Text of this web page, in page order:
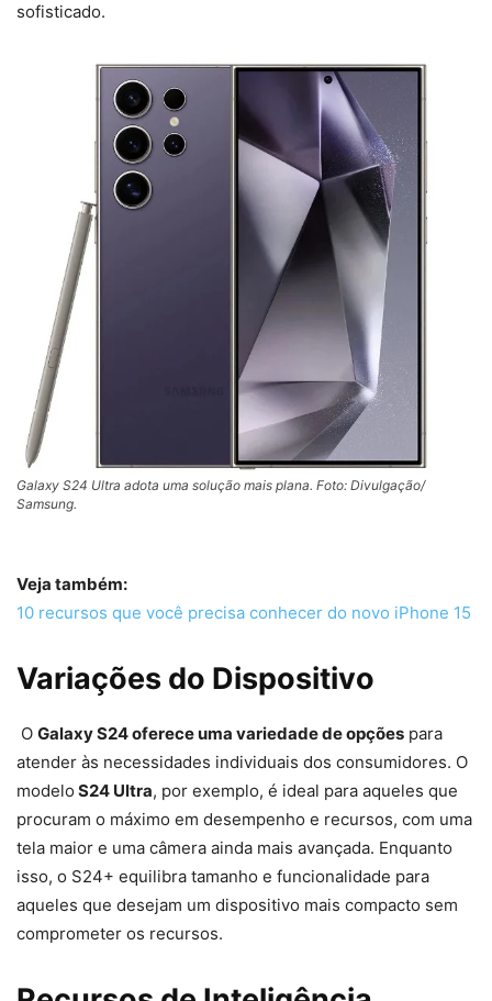
sofisticado.
Galaxy S24 Ultra adota uma solução mais plana. Foto: Divulgação/
Samsung.
Veja também:
10 recursos que você precisa conhecer do novo iPhone 15
Variações do Dispositivo
O Galaxy S24 oferece uma variedade de opções para
atender às necessidades individuais dos consumidores. O
modelo S24 Ultra, por exemplo, é ideal para aqueles que
procuram o máximo em desempenho e recursos, com uma
tela maior e uma câmera ainda mais avançada. Enquanto
isso, o S24+ equilibra tamanho e funcionalidade para
aqueles que desejam um dispositivo mais compacto sem
comprometer os recursos.